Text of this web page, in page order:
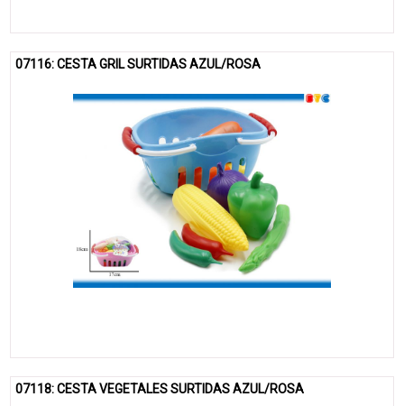
07116: CESTA GRIL SURTIDAS AZUL/ROSA
07118: CESTA VEGETALES SURTIDAS AZUL/ROSA